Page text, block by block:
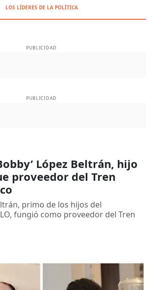
LOS LÍDERES DE LA POLÍTICA
PUBLICIDAD
PUBLICIDAD
López Beltrán, hijo
proveedor del Tren
primo de los hijos del
fungió como proveedor del Tren